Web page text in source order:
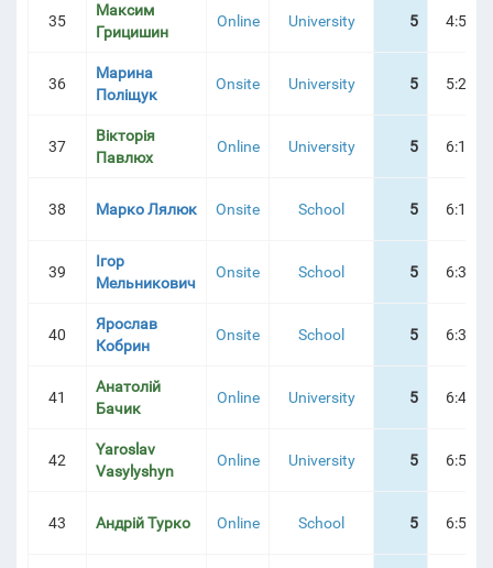
35
Максим
Грицишин
Online University 5
36
Марина
Поліщук
Onsite University 5
37
Вікторія
Павлюх
Online University 5
38 Марко Лялюк Onsite School 5
39
Ігор
Мельникович
Onsite School 5
40
Ярослав
Кобрин
Onsite School 5
41
Анатолій
Бачик
Online University 5
42
Yaroslav
Vasylyshyn
Online University 5
43 Андрій Турко Online School 5